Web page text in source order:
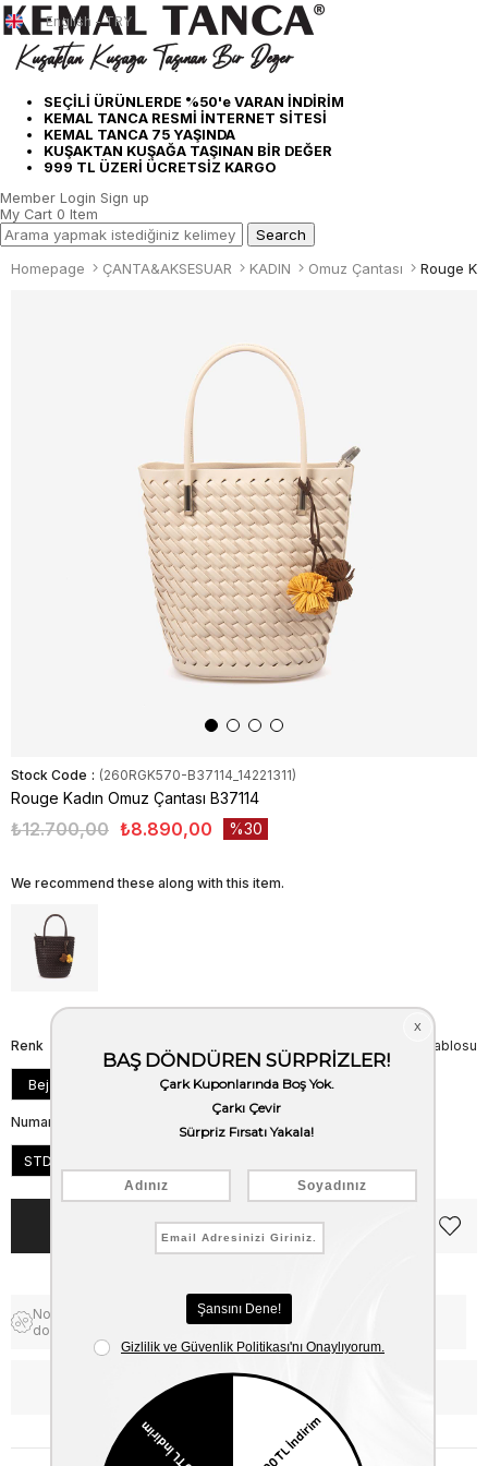
SEÇİLİ ÜRÜNLERDE %50'e VARAN İNDİRİM
KEMAL TANCA RESMİ İNTERNET SİTESİ
KEMAL TANCA 75 YAŞINDA
KUŞAKTAN KUŞAĞA TAŞINAN BİR DEĞER
999 TL ÜZERİ ÜCRETSİZ KARGO
English - TRY
Member Login Sign up
My Cart 0 Item
Homepage ÇANTA&AKSESUAR KADIN Omuz Çantası Rouge
Stock Code (260RGK570-B37114_14221311)
Rouge Kadın Omuz Çantası B37114
₺12.700,00 ₺8.890,00 30
We recommend these along with this item.
Beden Tablosu
Renk
Bej
Numara
STD
Notify me when the price goes
down
WhatsApp’tan Bilgi Al